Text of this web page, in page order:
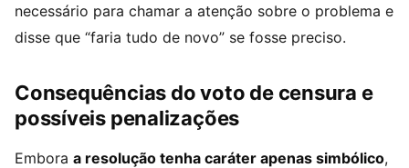
necessário para chamar a atenção sobre o problema e
disse que “faria tudo de novo” se fosse preciso.
Consequências do voto de censura e
possíveis penalizações
Embora a resolução tenha caráter apenas simbólico,